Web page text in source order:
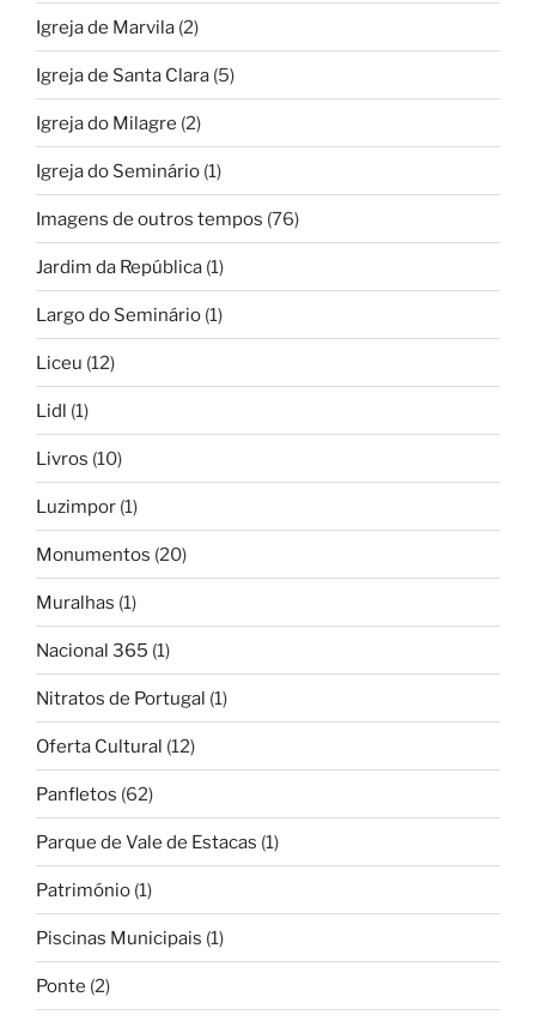
Igreja de Marvila (2)
Igreja de Santa Clara (5)
Igreja do Milagre (2)
Igreja do Seminário (1)
Imagens de outros tempos (76)
Jardim da República (1)
Largo do Seminário (1)
Liceu (12)
Lidl (1)
Livros (10)
Luzimpor (1)
Monumentos (20)
Muralhas (1)
Nacional 365 (1)
Nitratos de Portugal (1)
Oferta Cultural (12)
Panfletos (62)
Parque de Vale de Estacas (1)
Património (1)
Piscinas Municipais (1)
Ponte (2)